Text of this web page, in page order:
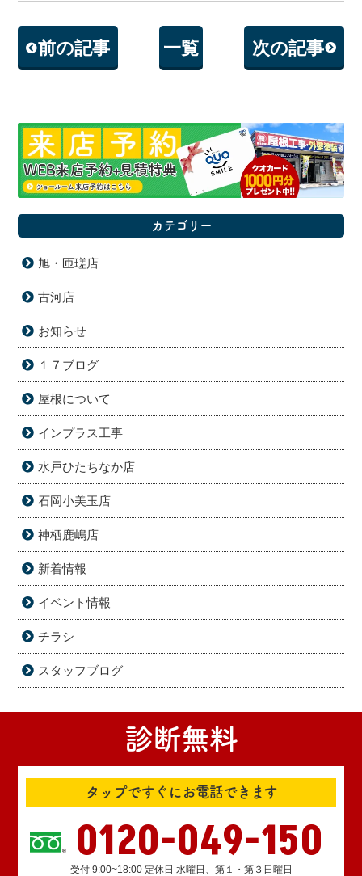
前の記事 一覧 次の記事
カテゴリー
旭・匝瑳店
古河店
お知らせ
１７ブログ
屋根について
インプラス工事
水戸ひたちなか店
石岡小美玉店
神栖鹿嶋店
新着情報
イベント情報
チラシ
スタッフブログ
診断無料
タップですぐにお電話できます
0120-049-150
受付 9:00~18:00 定休日 水曜日、第１・第３日曜日